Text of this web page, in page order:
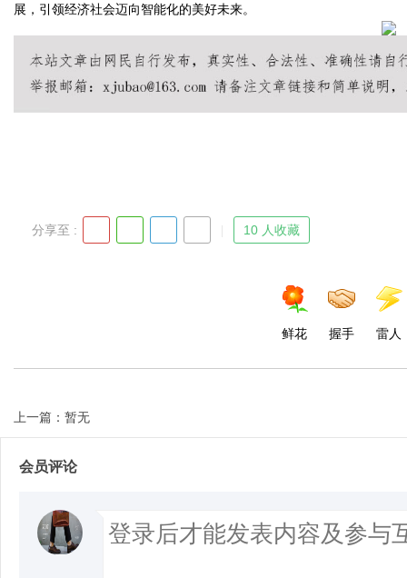
展，引领经济社会迈向智能化的美好未来。
分享至 : 10 人收藏
鲜花 握手 雷人
上一篇：暂无
会员评论